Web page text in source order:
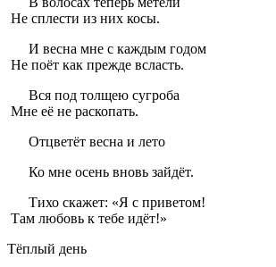
Не сплести из них косы.
И весна мне с каждым годом
Не поёт как прежде всласть.
Вся под толщею сугроба
Мне её не раскопать.
Отцветёт весна и лето
Ко мне осень вновь зайдёт.
Тихо скажет: «Я с приветом!
Там любовь к тебе идёт!»
Тёплый день